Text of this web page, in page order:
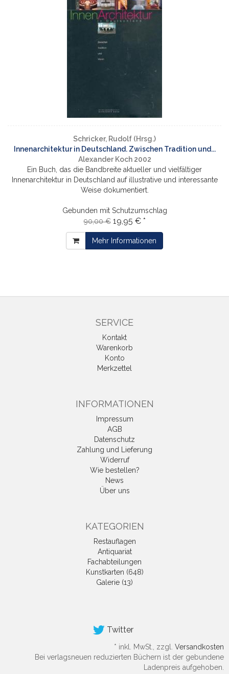
Schricker, Rudolf (Hrsg.)
Innenarchitektur in Deutschland. Zwischen Tradition und...
Alexander Koch 2002
Ein Buch, das die Bandbreite aktueller und vielfältiger
Innenarchitektur in Deutschland auf illustrative und interessante
Weise dokumentiert.
Gebunden mit Schutzumschlag
90,00 € 19,95 € *
Mehr Informationen
SERVICE
Kontakt
Warenkorb
Konto
Merkzettel
INFORMATIONEN
Impressum
AGB
Datenschutz
Zahlung und Lieferung
Widerruf
Wie bestellen?
News
Über uns
KATEGORIEN
Restauflagen
Antiquariat
Fachabteilungen
Kunstkarten (648)
Galerie (13)
Twitter
* inkl. MwSt., zzgl. Versandkosten
Bei verlagsneuen reduzierten Büchern ist der gebundene
Ladenpreis aufgehoben.